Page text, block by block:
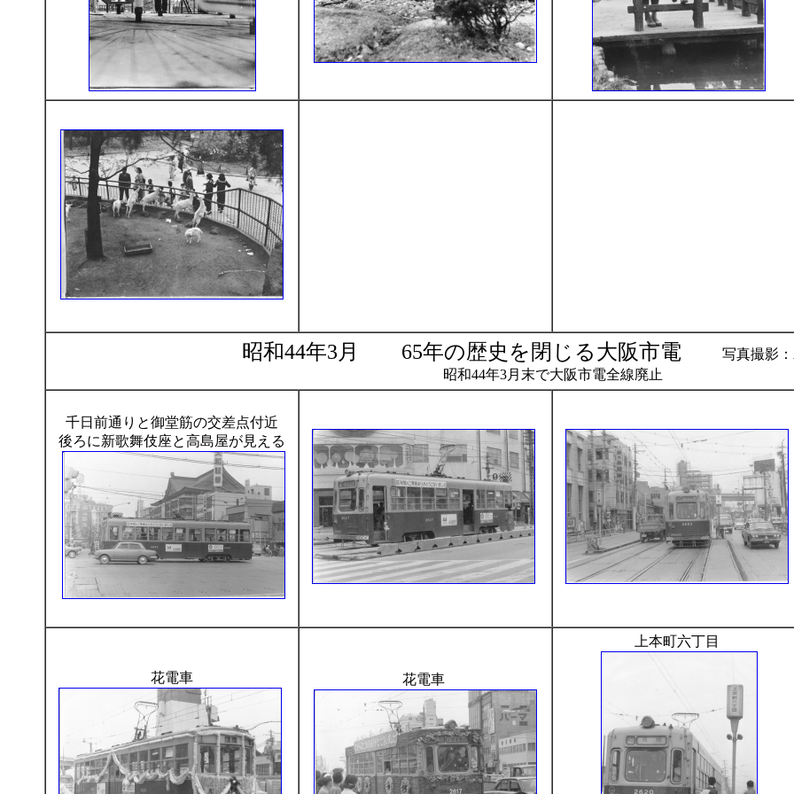
昭和44年3月 65年の歴史を閉じる大阪市電
写真撮影：
昭和44年3月末で大阪市電全線廃止
千日前通りと御堂筋の交差点付近
後ろに新歌舞伎座と高島屋が見える
花電車 花電車
上本町六丁目